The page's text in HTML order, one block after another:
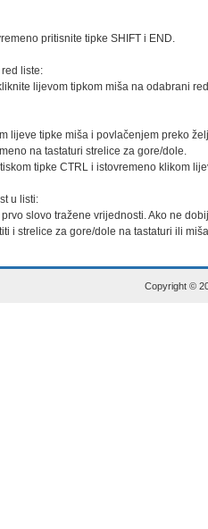
pritisnite tipke SHIFT i END.
liste:
lijevom tipkom miša na odabrani
lijeve tipke miša i povlačenjem preko
na tastaturi strelice za gore/dole.
tipke CTRL i istovremeno klikom
u listi:
slovo tražene vrijednosti. Ako ne
i strelice za gore/dole na tastaturi ili
Copyright ©